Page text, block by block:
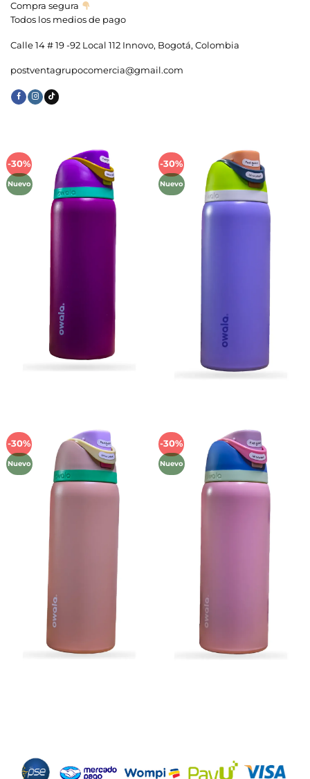
Compra segura
Todos los medios de pago
Calle 14 # 19 -92 Local 112 Innovo, Bogotá, Colombia
postventagrupocomercia@gmail.com
-30%
Nuevo
Añadir
lista de
deseos
-30%
Nuevo
Añadir
lista de
deseos
-30%
Nuevo
Añadir
lista de
deseos
-30%
Nuevo
Añadir
lista de
deseos